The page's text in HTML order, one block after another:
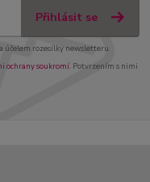
Přihlásit se
účelem rozesílky newsletteru.
ochrany soukromí. Potvrzením s nimi